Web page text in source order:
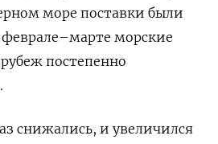
море поставки были
морские
постепенно
снижались, и увеличился